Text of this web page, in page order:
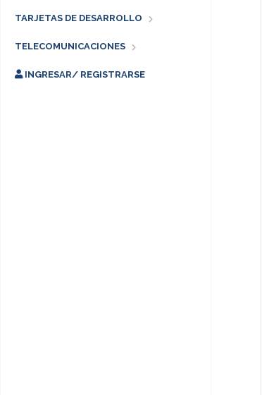
TARJETAS DE DESARROLLO
TELECOMUNICACIONES
INGRESAR/ REGISTRARSE